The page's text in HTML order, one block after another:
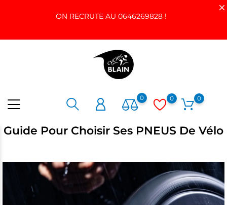
ON RECRUTE AU 0646269828 !
0 0 0
Guide Pour Choisir Ses PNEUS De Vélo